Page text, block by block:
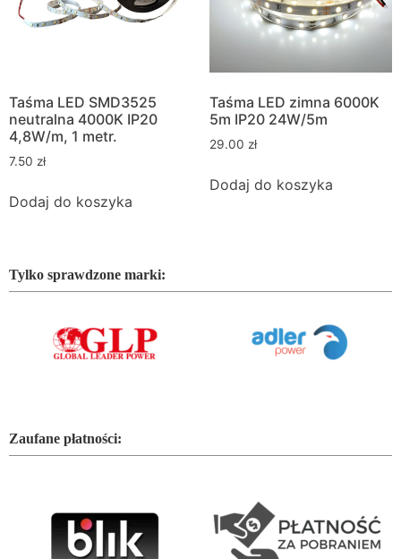
Taśma LED SMD3525
neutralna 4000K IP20
4,8W/m, 1 metr.
7.50 zł
Dodaj do koszyka
Taśma LED zimna 6000K
5m IP20 24W/5m
29.00 zł
Dodaj do koszyka
Tylko sprawdzone marki:
Zaufane płatności: